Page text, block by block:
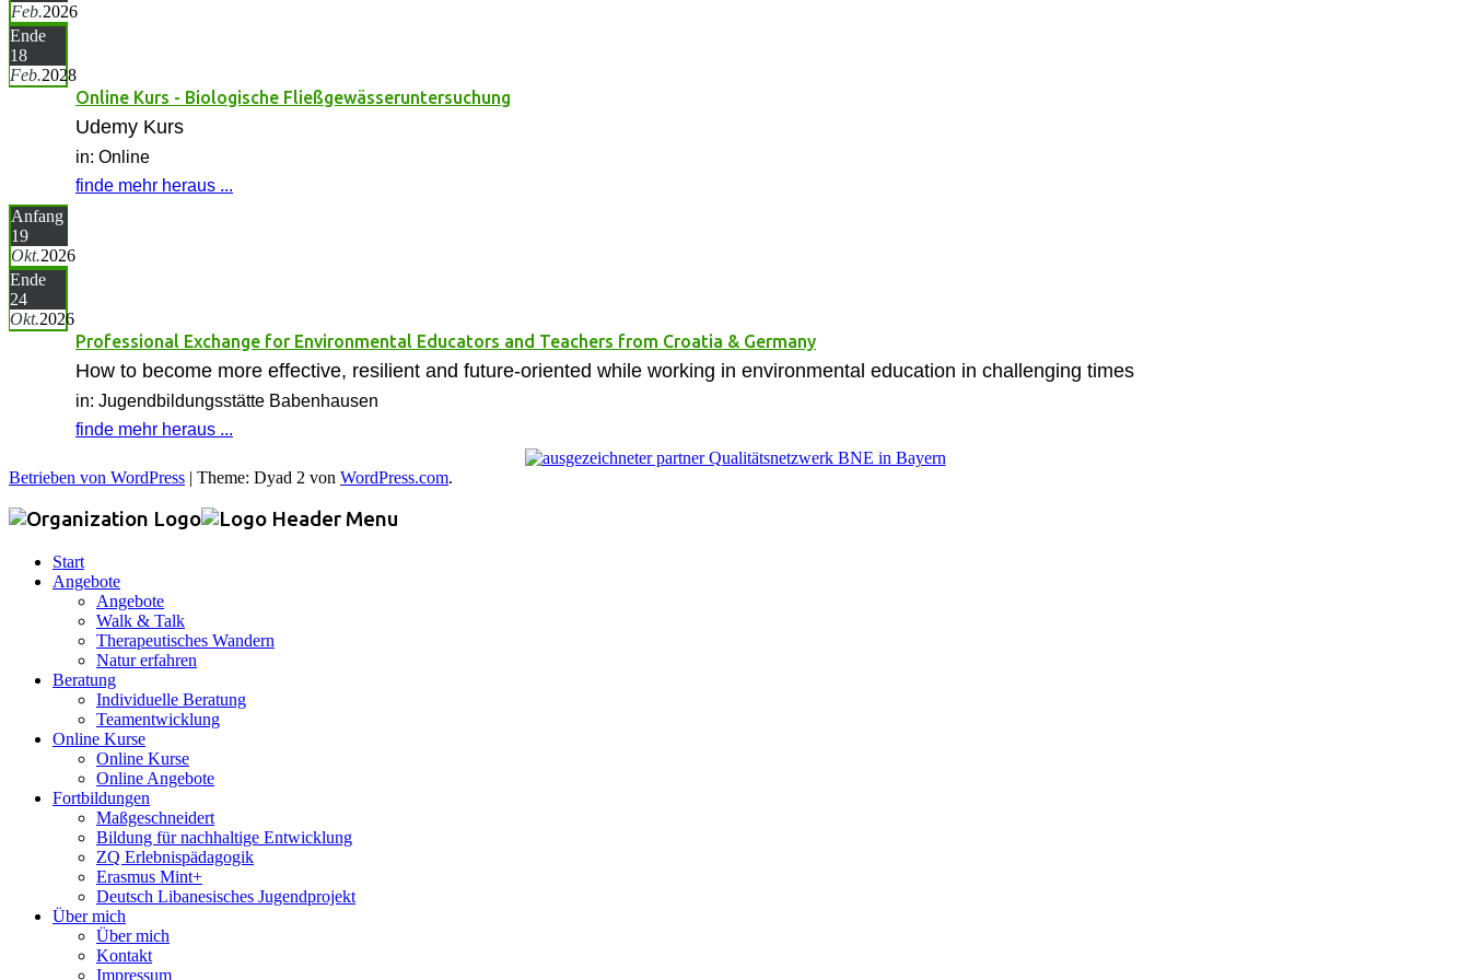
Feb.2026
Ende
18
Feb.2028
Online Kurs - Biologische Fließgewässeruntersuchung
Udemy Kurs
in: Online
finde mehr heraus ...
Anfang
19
Okt.2026
Ende
24
Okt.2026
Professional Exchange for Environmental Educators and Teachers from Croatia & Germany
How to become more effective, resilient and future-oriented while working in environmental education in challenging times
in: Jugendbildungsstätte Babenhausen
finde mehr heraus ...
Betrieben von WordPress | Theme: Dyad 2 von WordPress.com.
Start
Angebote
Angebote
Walk & Talk
Therapeutisches Wandern
Natur erfahren
Beratung
Individuelle Beratung
Teamentwicklung
Online Kurse
Online Kurse
Online Angebote
Fortbildungen
Maßgeschneidert
Bildung für nachhaltige Entwicklung
ZQ Erlebnispädagogik
Erasmus Mint+
Deutsch Libanesisches Jugendprojekt
Über mich
Über mich
Kontakt
Impressum